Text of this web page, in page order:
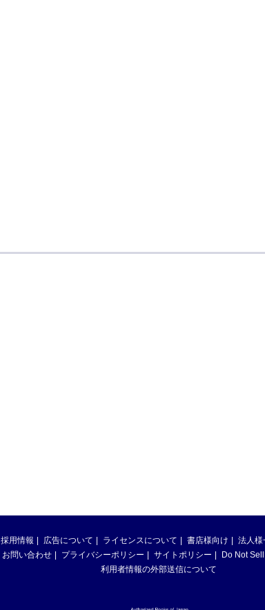
採用情報 広告について ライセンスについて 書店様向け 法人様
お問い合わせ プライバシーポリシー サイトポリシー
Do Not
利用者情報の外部送信について